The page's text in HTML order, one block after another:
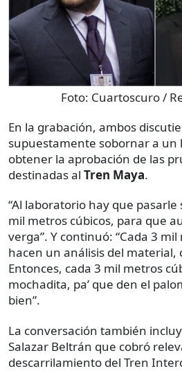
Foto: Cuartoscuro /
En la grabación, ambos
supuestamente sobornar a un
obtener la aprobación de las
destinadas al Tren Maya.
“Al laboratorio hay que pasarle
mil metros cúbicos, para que
verga”. Y continuó: “Cada 3
hacen un análisis del material,
Entonces, cada 3 mil metros
mochadita, pa’ que den el
bien”.
La conversación también
Salazar Beltrán que cobró
descarrilamiento del Tren